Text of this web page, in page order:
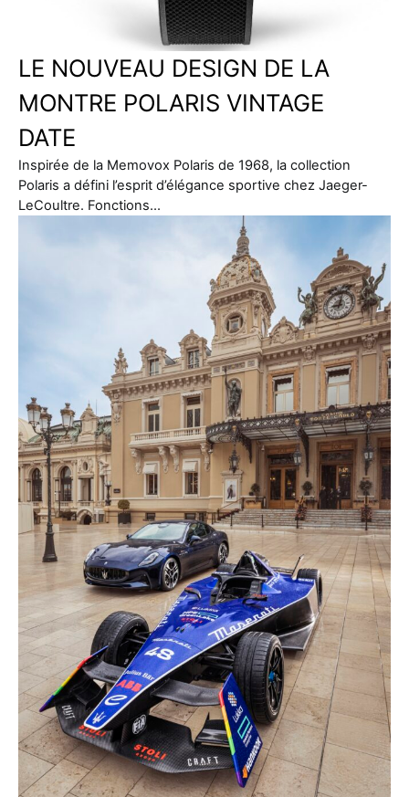
LE NOUVEAU DESIGN DE LA
MONTRE POLARIS VINTAGE
DATE
Inspirée de la Memovox Polaris de 1968, la collection
Polaris a défini l’esprit d’élégance sportive chez Jaeger-
LeCoultre. Fonctions…